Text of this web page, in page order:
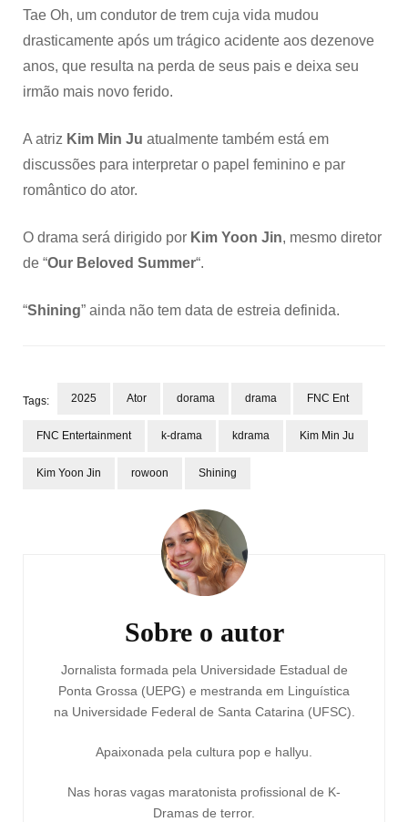
Tae Oh, um condutor de trem cuja vida mudou
drasticamente após um trágico acidente aos dezenove
anos, que resulta na perda de seus pais e deixa seu
irmão mais novo ferido.
A atriz Kim Min Ju atualmente também está em
discussões para interpretar o papel feminino e par
romântico do ator.
O drama será dirigido por Kim Yoon Jin, mesmo diretor
de “Our Beloved Summer“.
“Shining” ainda não tem data de estreia definida.
Tags: 2025 Ator dorama drama FNC Ent
FNC Entertainment k-drama kdrama Kim Min Ju
Kim Yoon Jin rowoon Shining
Sobre o autor
Jornalista formada pela Universidade Estadual de
Ponta Grossa (UEPG) e mestranda em Linguística
na Universidade Federal de Santa Catarina (UFSC).
Apaixonada pela cultura pop e hallyu.
Nas horas vagas maratonista profissional de K-
Dramas de terror.